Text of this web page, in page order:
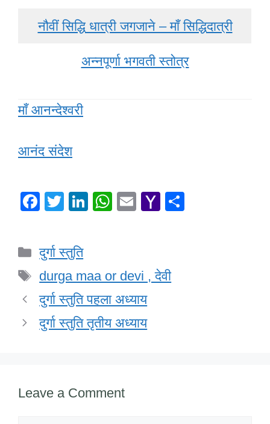
नौवीं सिद्धि धात्री जगजाने – माँ सिद्धिदात्री
अन्नपूर्णा भगवती स्तोत्र
माँ आनन्देश्वरी
आनंद संदेश
F
e
b
o
o
k
T
tt
er
Li
dI
n
W
A
p
p
E
Y
o
Categories
दुर्गा स्तुति
Tags
durga maa or devi , देवी
दुर्गा स्तुति पहला अध्याय
दुर्गा स्तुति तृतीय अध्याय
Leave a Comment